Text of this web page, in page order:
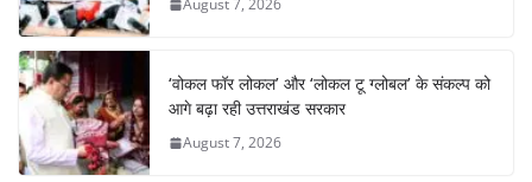
August 7, 2026
‘वोकल फॉर लोकल’ और ‘लोकल टू ग्लोबल’ के संकल्प को
आगे बढ़ा रही उत्तराखंड सरकार
August 7, 2026